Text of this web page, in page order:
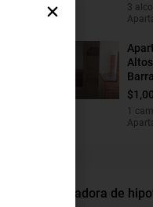
3
1
Calculadora de